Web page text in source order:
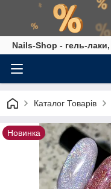
Nails-Shop - гель-
Каталог Товарів
Новинка